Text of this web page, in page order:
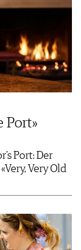
Port»
Port: Der
Very Old